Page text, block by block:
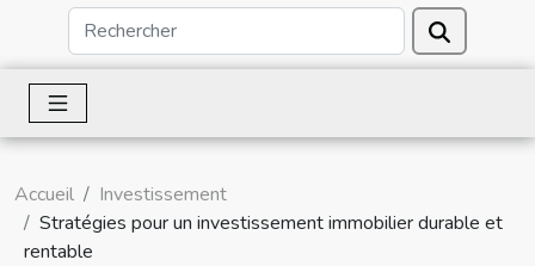
Accueil
Investissement
Stratégies pour un investissement immobilier durable et
rentable